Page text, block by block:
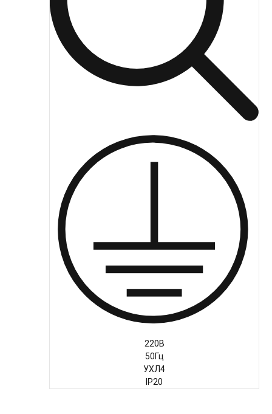
Торговое модульное освещение
Уличное освещение
Облучатели
Прожекторное освещение
Освещение информационных и классных досок
220В
50Гц
УХЛ4
IP20